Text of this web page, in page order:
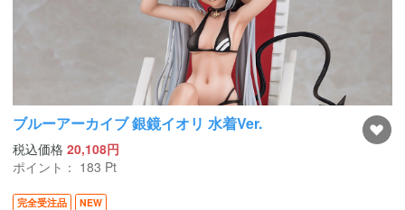
ブルーアーカイブ 銀鏡イオリ 水着Ver.
税込価格 20,108円
ポイント： 183 Pt
完全受注品 NEW